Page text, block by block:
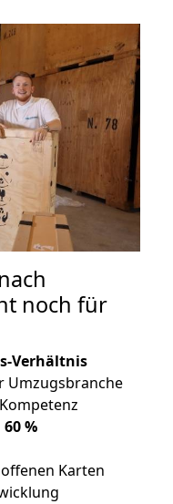
noch für
Verhältnis
Umzugsbranche
%
Karten